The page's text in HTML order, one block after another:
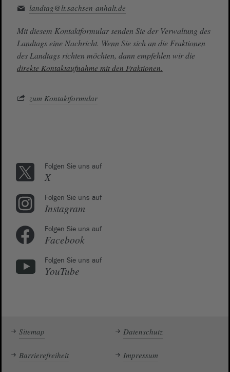
landtag@lt.sachsen-anhalt.de
Mit diesem Kontaktformular senden Sie der Verwaltung des
Landtags eine Nachricht. Wenn Sie sich an die Fraktionen
des Landtags richten möchten, dann empfehlen wir die
direkte Kontaktaufnahme mit den Fraktionen.
zum Kontaktformular
Folgen Sie uns auf
X
Folgen Sie uns auf
Instagram
Folgen Sie uns auf
Facebook
Folgen Sie uns auf
YouTube
Sitemap Datenschutz
Barrierefreiheit Impressum